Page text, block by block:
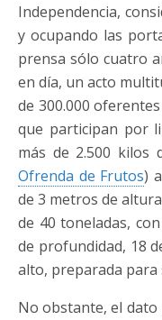
Independencia,
y ocupando las
prensa sólo cuatro
en día, un acto
de 300.000
que participan por
más de 2.500 kilos
Ofrenda de Frutos)
de 3 metros de
de 40 toneladas,
de profundidad, 18
alto, preparada
No obstante, el